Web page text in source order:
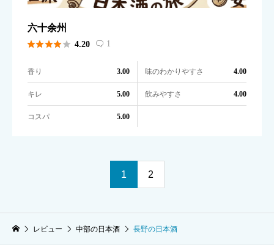
六十余州
 4.20  1
香り 3.00 味のわかりやすさ 4.00
キレ 5.00 飲みやすさ 4.00
コスパ 5.00
1 2
レビュー 中部の日本酒 長野の日本酒